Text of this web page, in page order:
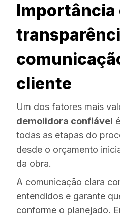
Importância
cliente
Um dos fatores mais
demolidora confiável
todas as etapas do
desde o orçamento
da obra.
A comunicação clara
entendidos e garante
conforme o planejado.